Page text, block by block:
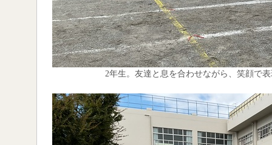
2年生。友達と息を合わせながら、笑顔で